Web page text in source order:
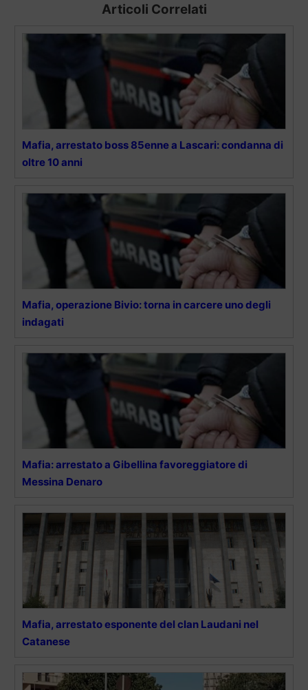
Articoli Correlati
Mafia, arrestato boss 85enne a Lascari: condanna di
oltre 10 anni
Mafia, operazione Bivio: torna in carcere uno degli
indagati
Mafia: arrestato a Gibellina favoreggiatore di
Messina Denaro
Mafia, arrestato esponente del clan Laudani nel
Catanese